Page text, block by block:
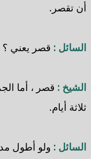
أن تقصر.
السائل : قصر يعني ؟
الشيخ : قصر ، أما
ثلاثة أيام.
السائل : ولو أطول